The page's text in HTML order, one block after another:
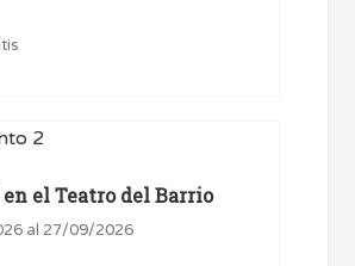
en el Teatro del Barrio
al 27/09/2026